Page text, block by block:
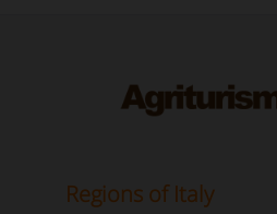
Regions of Italy